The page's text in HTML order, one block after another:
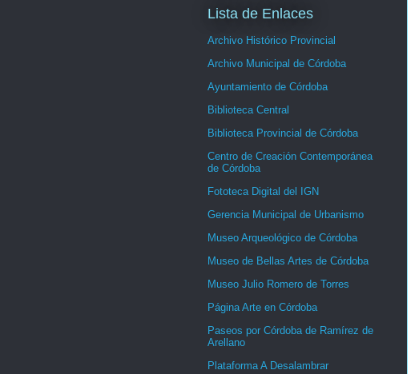
Lista de Enlaces
Archivo Histórico Provincial
Archivo Municipal de Córdoba
Ayuntamiento de Córdoba
Biblioteca Central
Biblioteca Provincial de Córdoba
Centro de Creación Contemporánea
de Córdoba
Fototeca Digital del IGN
Gerencia Municipal de Urbanismo
Museo Arqueológico de Córdoba
Museo de Bellas Artes de Córdoba
Museo Julio Romero de Torres
Página Arte en Córdoba
Paseos por Córdoba de Ramírez de
Arellano
Plataforma A Desalambrar